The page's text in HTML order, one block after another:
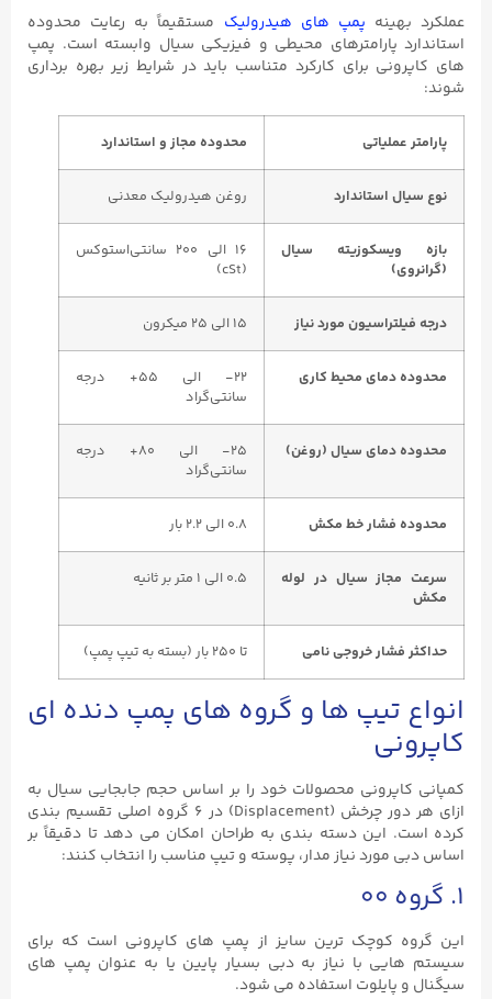
عملکرد بهینه پمپ‌ های هیدرولیک مستقیماً به رعایت محدوده
استاندارد پارامترهای محیطی و فیزیکی سیال وابسته است. پمپ‌
های کاپرونی برای کارکرد متناسب باید در شرایط زیر بهره ‌برداری
شوند:
پارامتر عملیاتی محدوده مجاز و استاندارد
نوع سیال استاندارد روغن هیدرولیک معدنی
بازه ویسکوزیته سیال
(گرانروی)
۱۶ الی ۲۰۰ سانتی‌استوکس
(cSt)
درجه فیلتراسیون مورد نیاز ۱۵ الی ۲۵ میکرون
محدوده دمای محیط کاری
۲۲- الی ۵۵+ درجه
سانتی‌گراد
محدوده دمای سیال (روغن)
۲۵- الی ۸۰+ درجه
سانتی‌گراد
محدوده فشار خط مکش ۰.۸ الی ۲.۲ بار
سرعت مجاز سیال در لوله
مکش
۰.۵ الی ۱ متر بر ثانیه
حداکثر فشار خروجی نامی تا ۲۵۰ بار (بسته به تیپ پمپ)
انواع تیپ ‌ها و گروه‌ های پمپ دنده ‌ای
کاپرونی
کمپانی کاپرونی محصولات خود را بر اساس حجم جابجایی سیال به
ازای هر دور چرخش (Displacement) در ۶ گروه اصلی تقسیم ‌بندی
کرده است. این دسته‌ بندی به طراحان امکان می‌ دهد تا دقیقاً بر
اساس دبی مورد نیاز مدار، پوسته و تیپ مناسب را انتخاب کنند:
۱. گروه ۰۰
این گروه کوچک ‌ترین سایز از پمپ‌ های کاپرونی است که برای
سیستم‌ هایی با نیاز به دبی بسیار پایین یا به عنوان پمپ ‌های
سیگنال و پایلوت استفاده می ‌شود.